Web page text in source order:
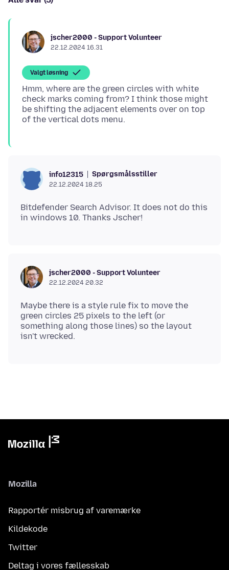
jscher2000 - Support Volunteer
22.12.2024 16.31
Valgt løsning
Hmm, where are the green circles with white
check marks coming from? I think those might
be shifting the adjacent elements over on top
info12315 Spørgsmålsstiller
22.12.2024 18.25
Bitdefender Search Advisor. It does not do this
jscher2000 - Support Volunteer
22.12.2024 20.32
Maybe there is a style rule fix to move the
green circles 25 pixels to the left (or
something along those lines) so the layout
Mozilla
Rapportér misbrug af varemærke
Kildekode
Twitter
Deltag i vores fællesskab